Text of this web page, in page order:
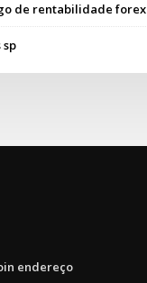
de rentabilidade forex
sp
endereço